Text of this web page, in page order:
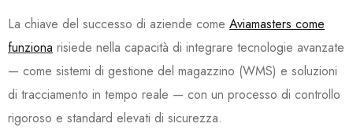
La chiave del successo di aziende come Aviamasters come
funziona risiede nella capacità di integrare tecnologie avanzate
— come sistemi di gestione del magazzino (WMS) e soluzioni
di tracciamento in tempo reale — con un processo di controllo
rigoroso e standard elevati di sicurezza.